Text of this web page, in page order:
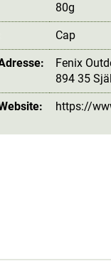
80g
Cap
Fenix
894 35
https://